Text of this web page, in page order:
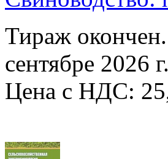
Тираж
сентябре 2026 г.
Цена с НДС: